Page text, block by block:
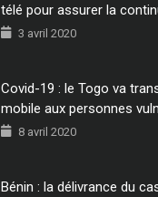
télé pour assurer la
3 avril 2020
Covid-19 : le Togo va
mobile aux personnes
8 avril 2020
Bénin : la délivrance du